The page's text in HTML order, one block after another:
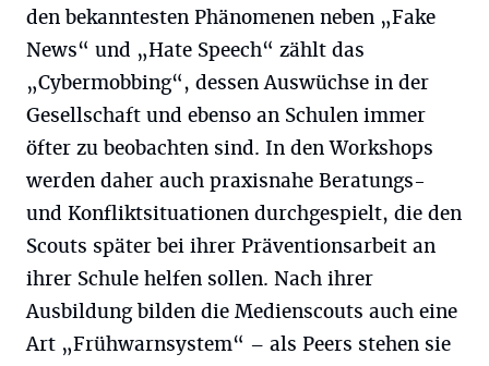
den bekanntesten Phänomenen neben „Fake
News“ und „Hate Speech“ zählt das
„Cybermobbing“, dessen Auswüchse in der
Gesellschaft und ebenso an Schulen immer
öfter zu beobachten sind. In den Workshops
werden daher auch praxisnahe Beratungs-
und Konfliktsituationen durchgespielt, die den
Scouts später bei ihrer Präventionsarbeit an
ihrer Schule helfen sollen. Nach ihrer
Ausbildung bilden die Medienscouts auch eine
Art „Frühwarnsystem“ – als Peers stehen sie